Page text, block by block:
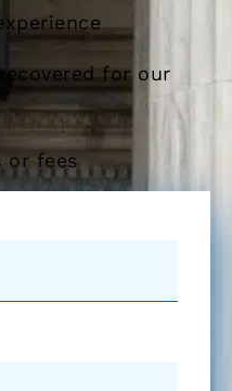
for our
or fees